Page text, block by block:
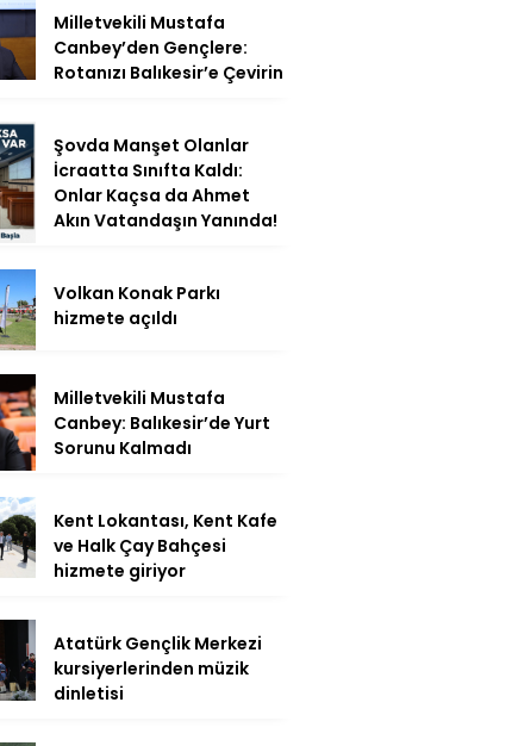
Milletvekili Mustafa
Canbey’den Gençlere:
Rotanızı Balıkesir’e Çevirin
Şovda Manşet Olanlar
İcraatta Sınıfta Kaldı:
Onlar Kaçsa da Ahmet
Akın Vatandaşın Yanında!
Volkan Konak Parkı
hizmete açıldı
Milletvekili Mustafa
Canbey: Balıkesir’de Yurt
Sorunu Kalmadı
Kent Lokantası, Kent Kafe
ve Halk Çay Bahçesi
hizmete giriyor
Atatürk Gençlik Merkezi
kursiyerlerinden müzik
dinletisi